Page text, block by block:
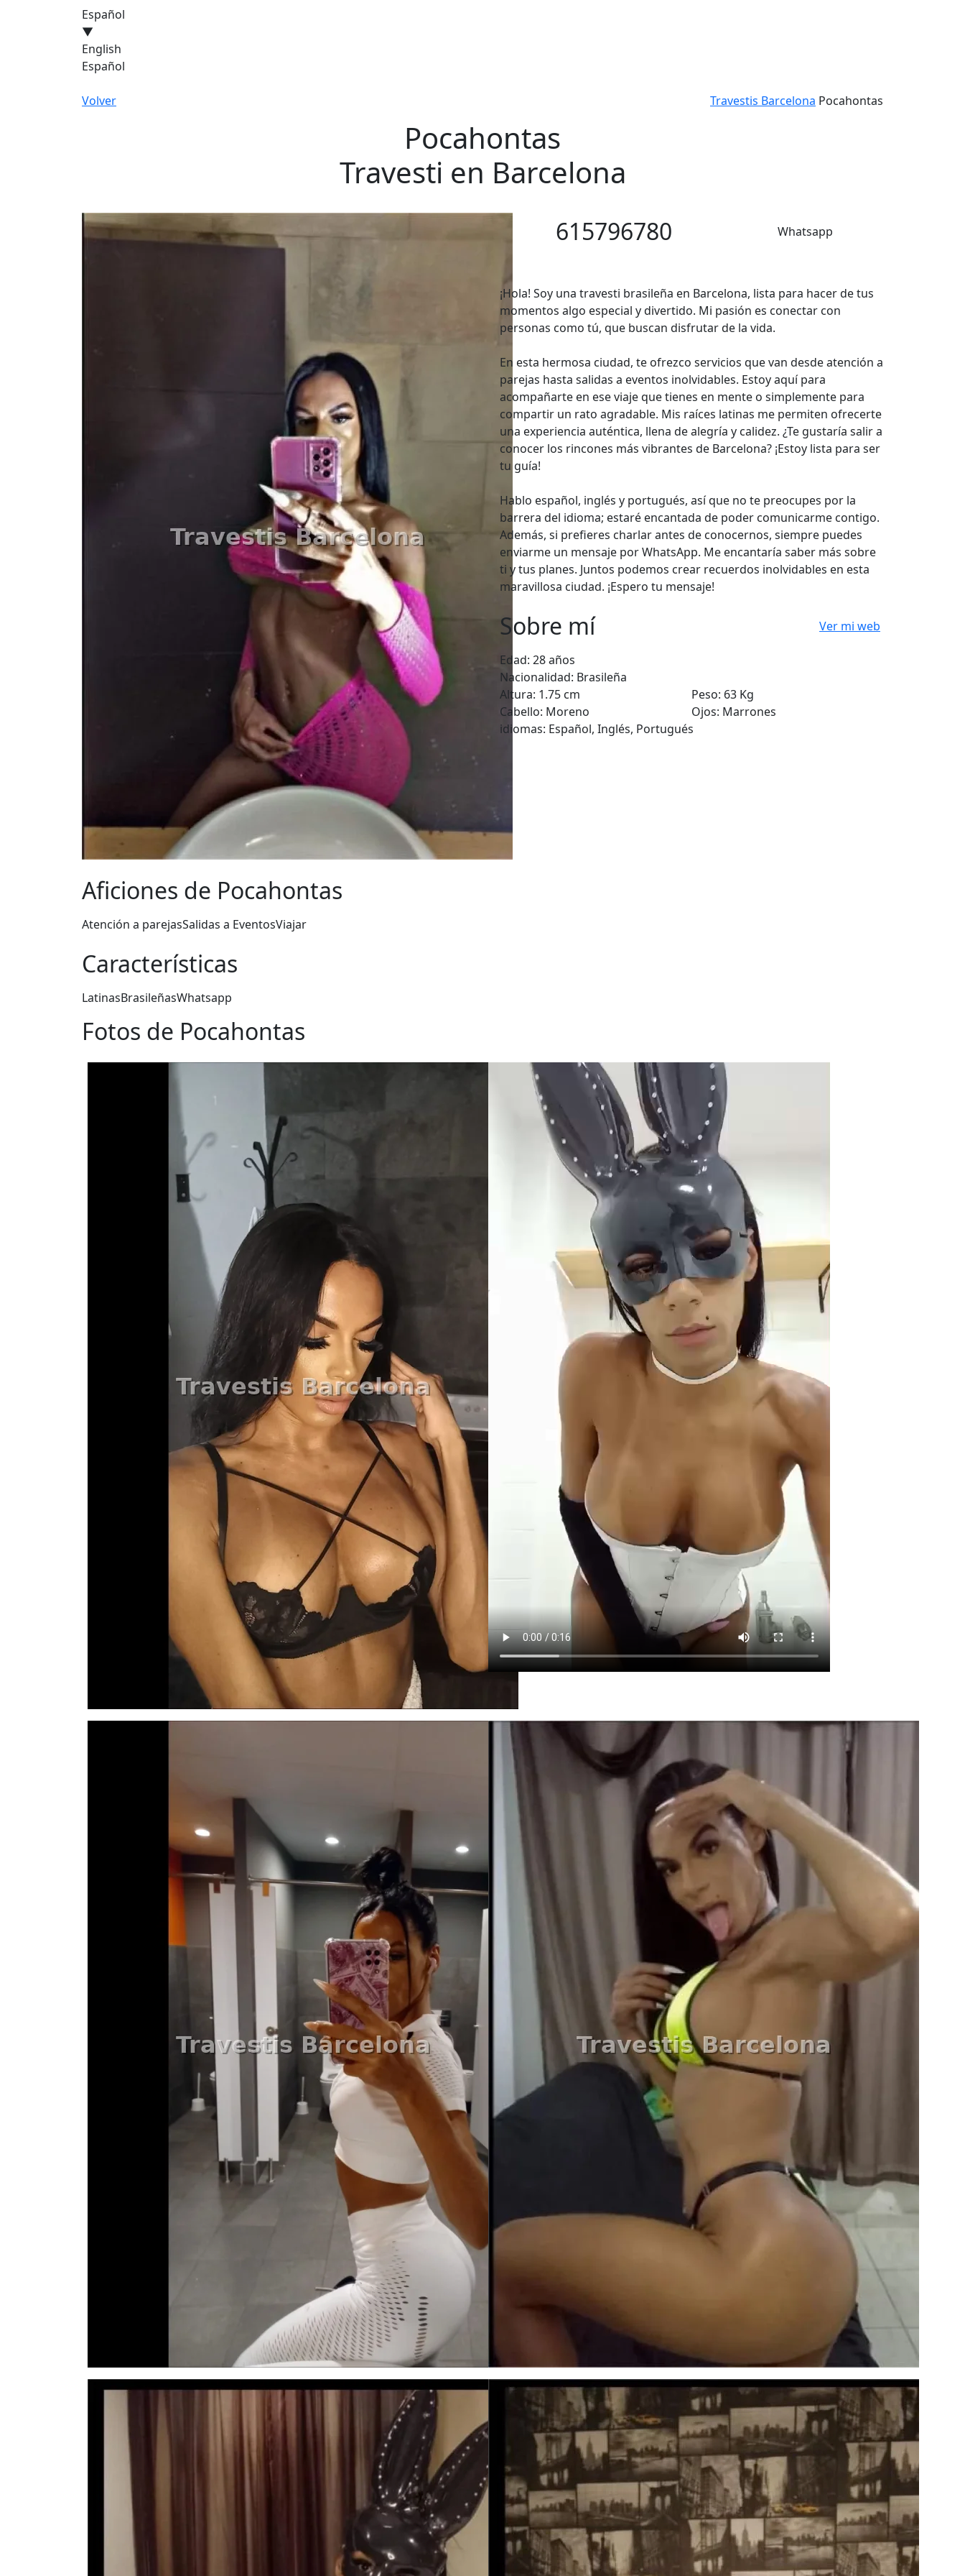
Español
▼
English
Español
Volver Travestis Barcelona Pocahontas
Pocahontas
Travesti en Barcelona
615796780 Whatsapp
¡Hola! Soy una travesti brasileña en Barcelona, lista para hacer de tus
momentos algo especial y divertido. Mi pasión es conectar con
personas como tú, que buscan disfrutar de la vida.
En esta hermosa ciudad, te ofrezco servicios que van desde atención a
parejas hasta salidas a eventos inolvidables. Estoy aquí para
acompañarte en ese viaje que tienes en mente o simplemente para
compartir un rato agradable. Mis raíces latinas me permiten ofrecerte
una experiencia auténtica, llena de alegría y calidez. ¿Te gustaría salir a
conocer los rincones más vibrantes de Barcelona? ¡Estoy lista para ser
tu guía!
Hablo español, inglés y portugués, así que no te preocupes por la
barrera del idioma; estaré encantada de poder comunicarme contigo.
Además, si prefieres charlar antes de conocernos, siempre puedes
enviarme un mensaje por WhatsApp. Me encantaría saber más sobre
ti y tus planes. Juntos podemos crear recuerdos inolvidables en esta
maravillosa ciudad. ¡Espero tu mensaje!
Sobre mí Ver mi web
Edad: 28 años
Nacionalidad: Brasileña
Altura: 1.75 cm Peso: 63 Kg
Cabello: Moreno Ojos: Marrones
idiomas: Español, Inglés, Portugués
Aficiones de Pocahontas
Atención a parejasSalidas a EventosViajar
Características
LatinasBrasileñasWhatsapp
Fotos de Pocahontas